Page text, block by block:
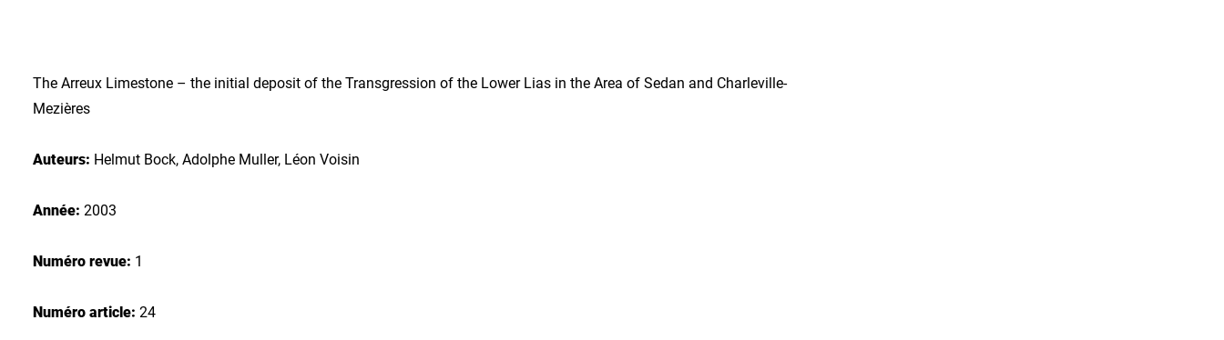
The Arreux Limestone – the initial deposit of the Transgression of the Lower Lias in the Area of Sedan and Charleville-
Mezières
Auteurs: Helmut Bock, Adolphe Muller, Léon Voisin
Année: 2003
Numéro revue: 1
Numéro article: 24